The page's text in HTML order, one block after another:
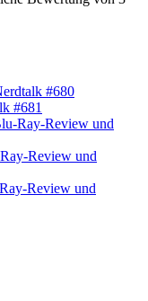
#680
#681
Ray-Review und
Review und
Review und